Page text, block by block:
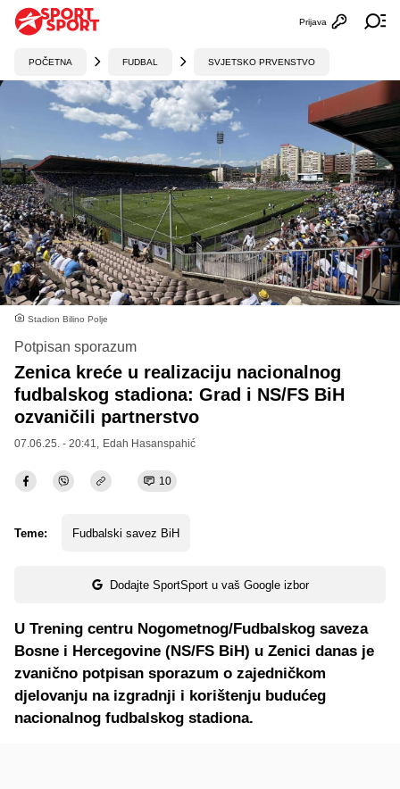
Otvori
Prijava
POČETNA FUDBAL SVJETSKO PRVENSTVO
Stadion Bilino Polje
Potpisan sporazum
Zenica kreće u realizaciju nacionalnog
fudbalskog stadiona: Grad i NS/FS BiH
ozvaničili partnerstvo
07.06.25. - 20:41, Edah Hasanspahić
10
Teme: Fudbalski savez BiH
Dodajte SportSport u vaš Google izbor
U Trening centru Nogometnog/Fudbalskog saveza
Bosne i Hercegovine (NS/FS BiH) u Zenici danas je
zvanično potpisan sporazum o zajedničkom
djelovanju na izgradnji i korištenju budućeg
nacionalnog fudbalskog stadiona.